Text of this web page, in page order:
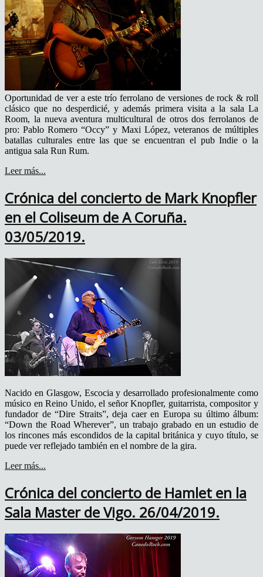
Oportunidad de ver a este trío ferrolano de versiones de rock & roll
clásico que no desperdicié, y además primera visita a la sala La
Room, la nueva aventura multicultural de otros dos ferrolanos de
pro: Pablo Romero “Occy” y Maxi López, veteranos de múltiples
batallas culturales entre las que se encuentran el pub Indie o la
antigua sala Run Rum.
Leer más...
Crónica del concierto de Mark Knopfler
en el Coliseum de A Coruña.
03/05/2019.
Nacido en Glasgow, Escocia y desarrollado profesionalmente como
músico en Reino Unido, el señor Knopfler, guitarrista, compositor y
fundador de “Dire Straits”, deja caer en Europa su último álbum:
“Down the Road Wherever”, un trabajo grabado en un estudio de
los rincones más escondidos de la capital británica y cuyo título, se
puede ver reflejado también en el nombre de la gira.
Leer más...
Crónica del concierto de Hamlet en la
Sala Master de Vigo. 26/04/2019.